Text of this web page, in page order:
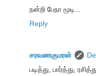
நன்றி பேநா மூடி...
Reply
சரவணகுமரன்
படித்து, பார்த்து,